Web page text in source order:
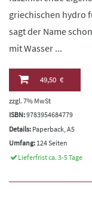
griechischen hydro
sagt der Name
mit Wasser ...
49,50 €
zzgl. 7% MwSt
ISBN:9783954684779
Details: Paperback, A5
Umfang: 124 Seiten
Lieferfrist ca. 3-5 Tage